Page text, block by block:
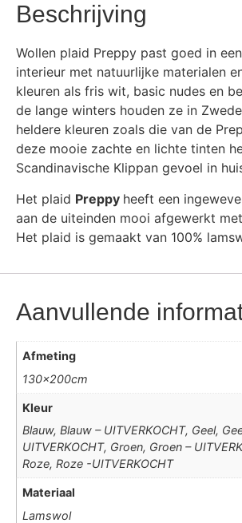
Beschrijving
Wollen plaid Preppy past goed in
interieur met natuurlijke materialen
kleuren als fris wit, basic nudes en
de lange winters houden ze in
heldere kleuren zoals die van de
deze mooie zachte en lichte tinten
Scandinavische Klippan gevoel in
Het plaid Preppy heeft een
aan de uiteinden mooi afgewerkt
Het plaid is gemaakt van 100%
Aanvullende
Afmeting
130x200cm
Kleur
Blauw, Blauw – UITVERKOCHT, Geel,
UITVERKOCHT, Groen, Groen –
Roze, Roze -UITVERKOCHT
Materiaal
Lamswol